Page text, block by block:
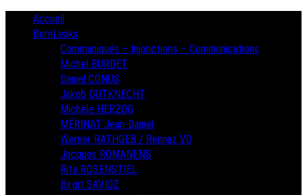
PrimaryAccueil
BernLeaks
Communiqués – Injonctions – Communications
Michel BURDET
Daniel CONUS
Jakob GUTKNECHT
Michèle HERZOG
MÉRINAT Jean-Daniel
Werner RATHGEB / Rennaz VD
Jacques ROMANENS
Rita ROSENSTIEL
Birgit SAVIOZ